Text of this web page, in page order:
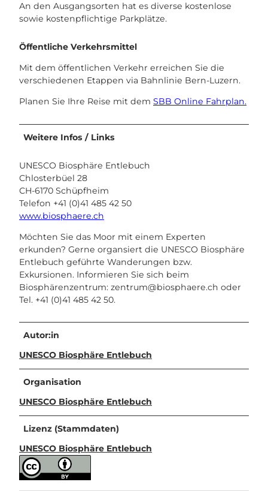
An den Ausgangsorten hat es diverse kostenlose
sowie kostenpflichtige Parkplätze.
Öffentliche Verkehrsmittel
Mit dem öffentlichen Verkehr erreichen Sie die
verschiedenen Etappen via Bahnlinie Bern-Luzern.
Planen Sie Ihre Reise mit dem SBB Online Fahrplan.
Weitere Infos / Links
UNESCO Biosphäre Entlebuch
Chlosterbüel 28
CH-6170 Schüpfheim
Telefon +41 (0)41 485 42 50
www.biosphaere.ch
Möchten Sie das Moor mit einem Experten
erkunden? Gerne organsiert die UNESCO Biosphäre
Entlebuch geführte Wanderungen bzw.
Exkursionen. Informieren Sie sich beim
Biosphärenzentrum: zentrum@biosphaere.ch oder
Tel. +41 (0)41 485 42 50.
Autor:in
UNESCO Biosphäre Entlebuch
Organisation
UNESCO Biosphäre Entlebuch
Lizenz (Stammdaten)
UNESCO Biosphäre Entlebuch